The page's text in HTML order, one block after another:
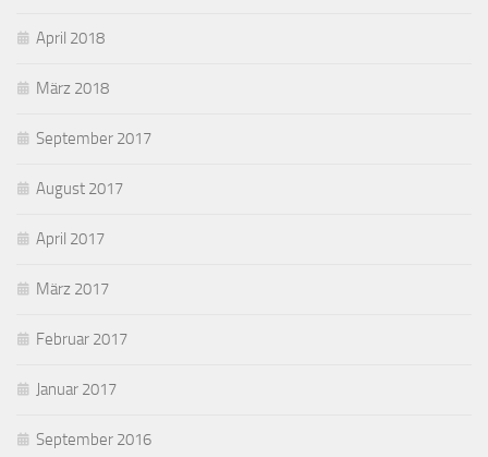
April 2018
März 2018
September 2017
August 2017
April 2017
März 2017
Februar 2017
Januar 2017
September 2016